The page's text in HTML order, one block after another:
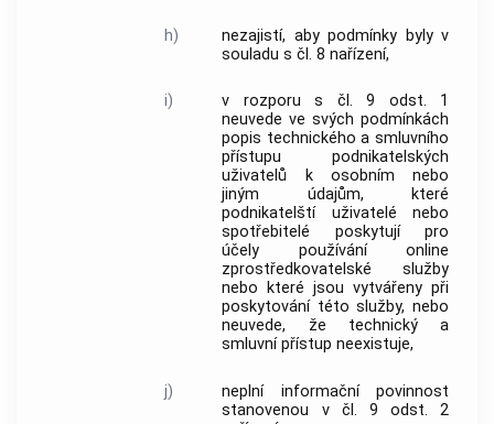
h)
nezajistí, aby podmínky byly v
souladu s čl. 8 nařízení,
i)
v rozporu s čl. 9 odst. 1
neuvede ve svých podmínkách
popis technického a smluvního
přístupu podnikatelských
uživatelů k osobním nebo
jiným údajům, které
podnikatelští uživatelé nebo
spotřebitelé poskytují pro
účely používání online
zprostředkovatelské služby
nebo které jsou vytvářeny při
poskytování této služby, nebo
neuvede, že technický a
smluvní přístup neexistuje,
j)
neplní informační povinnost
stanovenou v čl. 9 odst. 2